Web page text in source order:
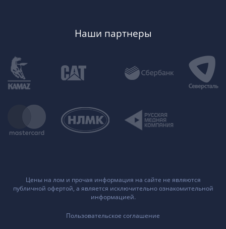
Наши партнеры
Цены на лом и прочая информация на сайте не являются
публичной офертой, а является исключительно ознакомительной
информацией.
Пользовательское соглашение